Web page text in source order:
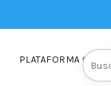
PLATAFORMA Q10Buscar: